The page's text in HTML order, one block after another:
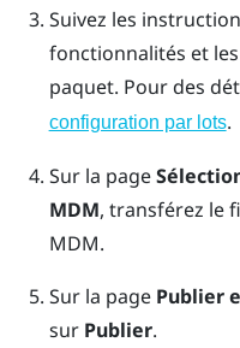
Suivez les
fonctionnalités et
paquet. Pour des
configuration par lots.
Sur la page
MDM, transférez le
MDM.
Sur la page Publier
sur Publier.